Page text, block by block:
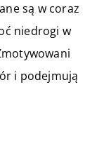
są w coraz
niedrogi w
i podejmują